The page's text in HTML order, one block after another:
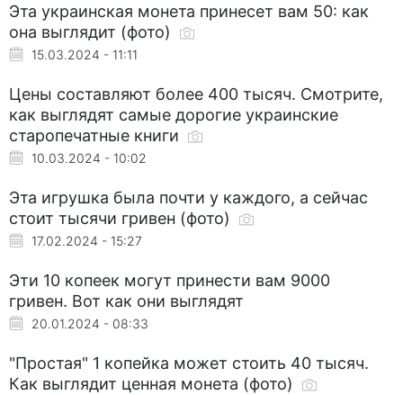
Эта украинская монета принесет вам 50: как
она выглядит (фото)
15.03.2024 - 11:11
Цены составляют более 400 тысяч. Смотрите,
как выглядят самые дорогие украинские
старопечатные книги
10.03.2024 - 10:02
Эта игрушка была почти у каждого, а сейчас
стоит тысячи гривен (фото)
17.02.2024 - 15:27
Эти 10 копеек могут принести вам 9000
гривен. Вот как они выглядят
20.01.2024 - 08:33
"Простая" 1 копейка может стоить 40 тысяч.
Как выглядит ценная монета (фото)